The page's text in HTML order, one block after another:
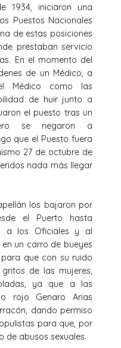
1934, iniciaron una
Puestos Nacionales
de estas posiciones
prestaban servicio
En el momento del
de un Médico, a
Médico como las
de huir junto a
el puesto tras un
se negaron a
que el Puesto fuera
27 de octubre de
nada más llegar
los bajaron por
el Puerto hasta
a los Oficiales y al
un carro de bueyes
que con su ruido
de las mujeres,
ya que a las
rojo Genaro Arias
dando permiso
para que, por
de abusos sexuales.